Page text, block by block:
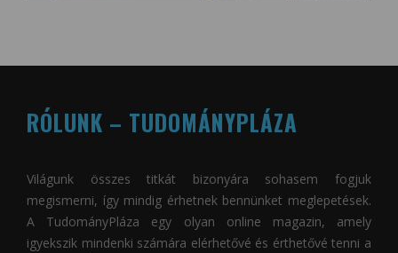
RÓLUNK – TUDOMÁNYPLÁZA
Világunk összes titkát bizonyára sohasem fogjuk
megismerni, így mindig érhetnek bennünket meglepetések.
A TudományPláza egy olyan online magazin, amely
igyekszik mindenki számára elérhetővé és érthetővé tenni a